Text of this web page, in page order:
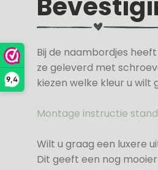
9,4
Bij de naambordjes
ze geleverd met
kiezen welke kleur u wilt
Montage instructie
Wilt u graag een luxere
Dit geeft een nog